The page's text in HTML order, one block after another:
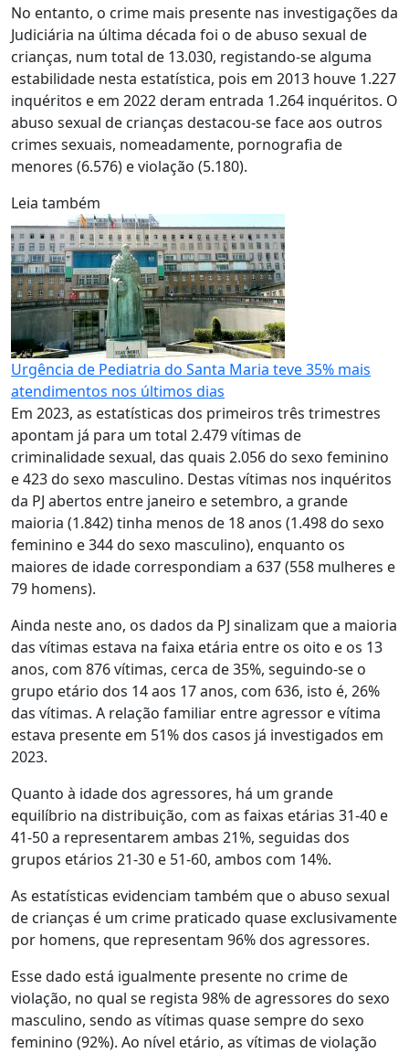
No entanto, o crime mais presente nas investigações da
Judiciária na última década foi o de abuso sexual de
crianças, num total de 13.030, registando-se alguma
estabilidade nesta estatística, pois em 2013 houve 1.227
inquéritos e em 2022 deram entrada 1.264 inquéritos. O
abuso sexual de crianças destacou-se face aos outros
crimes sexuais, nomeadamente, pornografia de
menores (6.576) e violação (5.180).
Leia também
Urgência de Pediatria do Santa Maria teve 35% mais
atendimentos nos últimos dias
Em 2023, as estatísticas dos primeiros três trimestres
apontam já para um total 2.479 vítimas de
criminalidade sexual, das quais 2.056 do sexo feminino
e 423 do sexo masculino. Destas vítimas nos inquéritos
da PJ abertos entre janeiro e setembro, a grande
maioria (1.842) tinha menos de 18 anos (1.498 do sexo
feminino e 344 do sexo masculino), enquanto os
maiores de idade correspondiam a 637 (558 mulheres e
79 homens).
Ainda neste ano, os dados da PJ sinalizam que a maioria
das vítimas estava na faixa etária entre os oito e os 13
anos, com 876 vítimas, cerca de 35%, seguindo-se o
grupo etário dos 14 aos 17 anos, com 636, isto é, 26%
das vítimas. A relação familiar entre agressor e vítima
estava presente em 51% dos casos já investigados em
2023.
Quanto à idade dos agressores, há um grande
equilíbrio na distribuição, com as faixas etárias 31-40 e
41-50 a representarem ambas 21%, seguidas dos
grupos etários 21-30 e 51-60, ambos com 14%.
As estatísticas evidenciam também que o abuso sexual
de crianças é um crime praticado quase exclusivamente
por homens, que representam 96% dos agressores.
Esse dado está igualmente presente no crime de
violação, no qual se regista 98% de agressores do sexo
masculino, sendo as vítimas quase sempre do sexo
feminino (92%). Ao nível etário, as vítimas de violação